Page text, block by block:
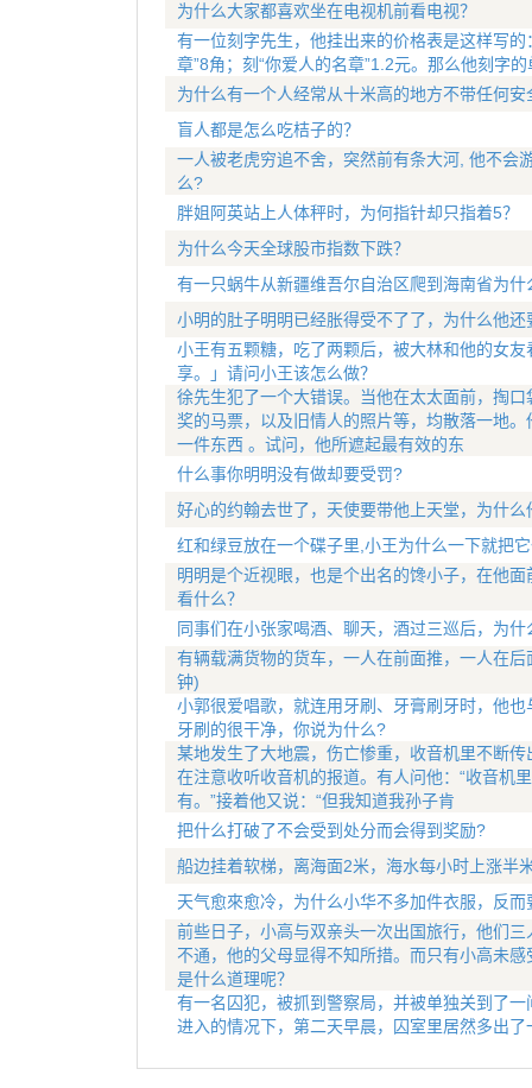
为什么大家都喜欢坐在电视机前看电视？
有一位刻字先生，他挂出来的价格表是这样写的
章”8角；刻“你爱人的名章”1.2元。那么他刻字
为什么有一个人经常从十米高的地方不带任何安
盲人都是怎么吃桔子的？
一人被老虎穷追不舍，突然前有条大河, 他不会
么?
胖姐阿英站上人体秤时，为何指针却只指着5？
为什么今天全球股市指数下跌？
有一只蜗牛从新疆维吾尔自治区爬到海南省为什
小明的肚子明明已经胀得受不了了，为什么他还
小王有五颗糖，吃了两颗后，被大林和他的女
享。」请问小王该怎么做？
徐先生犯了一个大错误。当他在太太面前，掏
奖的马票，以及旧情人的照片等，均散落一地
一件东西 。试问，他所遮起最有效的东
什么事你明明没有做却要受罚?
好心的约翰去世了，天使要带他上天堂，为什么
红和绿豆放在一个碟子里,小王为什么一下就把
明明是个近视眼，也是个出名的馋小子，在他
看什么？
同事们在小张家喝酒、聊天，酒过三巡后，为
有辆载满货物的货车，一人在前面推，一人在
钟)
小郭很爱唱歌，就连用牙刷、牙膏刷牙时，他
牙刷的很干净，你说为什么?
某地发生了大地震，伤亡惨重，收音机里不断
在注意收听收音机的报道。有人问他：“收音机
有。”接着他又说：“但我知道我孙子肯
把什么打破了不会受到处分而会得到奖励?
船边挂着软梯，离海面2米，海水每小时上涨半
天气愈來愈冷，为什么小华不多加件衣服，反而
前些日子，小高与双亲头一次出国旅行，他们
不通，他的父母显得不知所措。而只有小高未
是什么道理呢？
有一名囚犯，被抓到警察局，并被单独关到了
进入的情况下，第二天早晨，囚室里居然多出